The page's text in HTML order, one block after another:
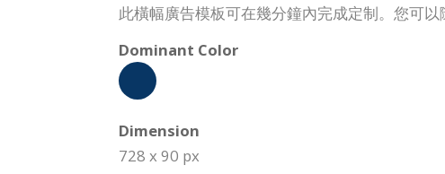
此橫幅廣告模板可在幾分鐘內完成定制。您可
Dominant Color
Dimension
728 x 90 px